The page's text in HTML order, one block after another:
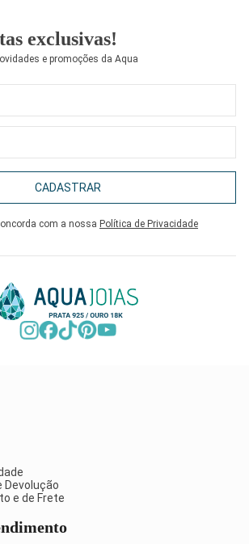
exclusivas!
e promoções da Aqua
CADASTRAR
com a nossa Política de Privacidade
Devolução
e de Frete